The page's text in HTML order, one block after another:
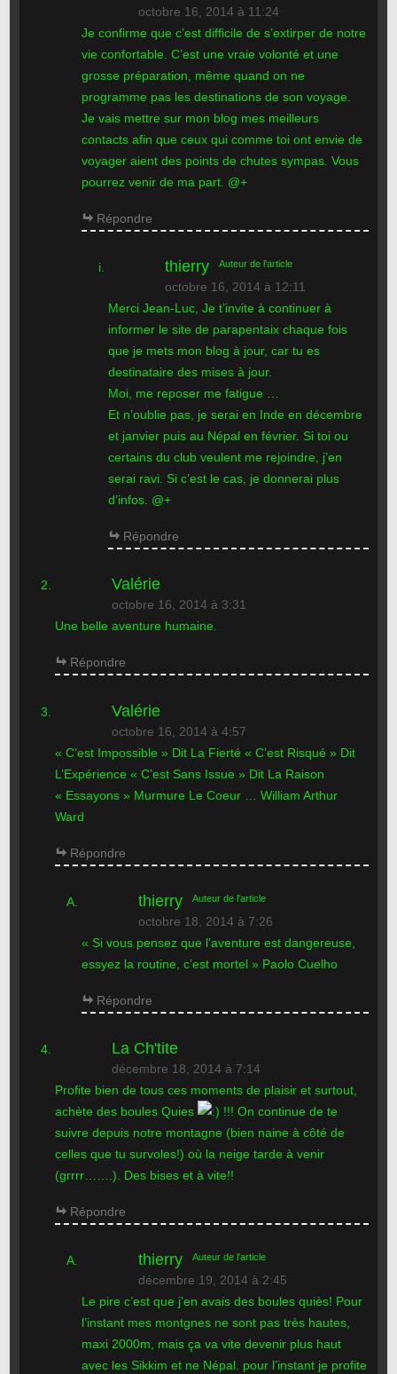
octobre 16, 2014 à 11:24
Je confirme que c’est difficile de s’extirper de notre
vie confortable. C’est une vraie volonté et une
grosse préparation, même quand on ne
programme pas les destinations de son voyage.
Je vais mettre sur mon blog mes meilleurs
contacts afin que ceux qui comme toi ont envie de
voyager aient des points de chutes sympas. Vous
pourrez venir de ma part. @+
Répondre
thierry Auteur de l'article
octobre 16, 2014 à 12:11
Merci Jean-Luc, Je t’invite à continuer à
informer le site de parapentaix chaque fois
que je mets mon blog à jour, car tu es
destinataire des mises à jour.
Moi, me reposer me fatigue …
Et n’oublie pas, je serai en Inde en décembre
et janvier puis au Népal en février. Si toi ou
certains du club veulent me rejoindre, j’en
serai ravi. Si c’est le cas, je donnerai plus
d’infos. @+
Répondre
Valérie
octobre 16, 2014 à 3:31
Une belle aventure humaine.
Répondre
Valérie
octobre 16, 2014 à 4:57
« C’est Impossible » Dit La Fierté « C’est Risqué » Dit
L’Expérience « C’est Sans Issue » Dit La Raison
« Essayons » Murmure Le Coeur … William Arthur
Ward
Répondre
thierry Auteur de l'article
octobre 18, 2014 à 7:26
« Si vous pensez que l’aventure est dangereuse,
essyez la routine, c’est mortel » Paolo Cuelho
Répondre
La Ch'tite
décembre 18, 2014 à 7:14
Profite bien de tous ces moments de plaisir et surtout,
achète des boules Quies
!!! On continue de te
suivre depuis notre montagne (bien naine à côté de
celles que tu survoles!) où la neige tarde à venir
(grrrr…….). Des bises et à vite!!
Répondre
thierry Auteur de l'article
décembre 19, 2014 à 2:45
Le pire c’est que j’en avais des boules quiès! Pour
l’instant mes montgnes ne sont pas très hautes,
maxi 2000m, mais ça va vite devenir plus haut
avec les Sikkim et ne Népal. pour l’instant je profite